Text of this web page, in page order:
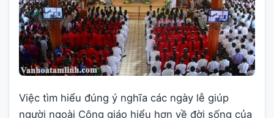
Việc tìm hiểu đúng ý nghĩa các ngày lễ giúp
người ngoài Công giáo hiểu hơn về đời sống của